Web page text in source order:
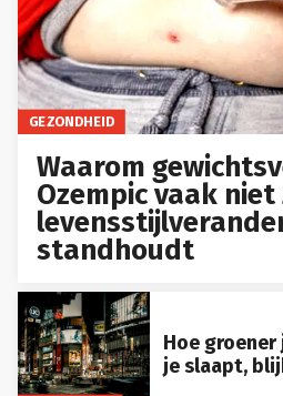
GEZONDHEID
Waarom
Ozempic vaak
standhoudt
Hoe
je slaapt,